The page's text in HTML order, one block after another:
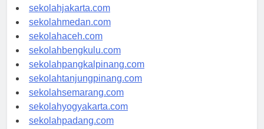
sekolahjakarta.com
sekolahmedan.com
sekolahaceh.com
sekolahbengkulu.com
sekolahpangkalpinang.com
sekolahtanjungpinang.com
sekolahsemarang.com
sekolahyogyakarta.com
sekolahpadang.com